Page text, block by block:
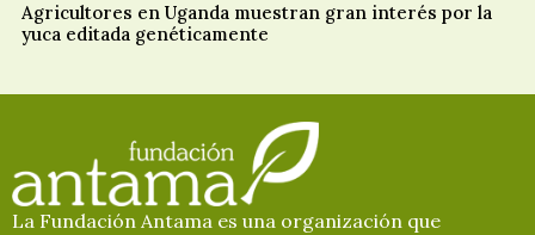
Agricultores en Uganda muestran gran interés por la
yuca editada genéticamente
La Fundación Antama es una organización que